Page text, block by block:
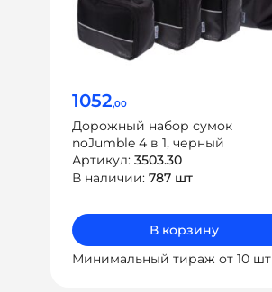
1052,00
Дорожный набор сумок
noJumble 4 в 1, черный
Артикул: 3503.30
В наличии: 787 шт
В корзину
Минимальный тираж от 10 шт